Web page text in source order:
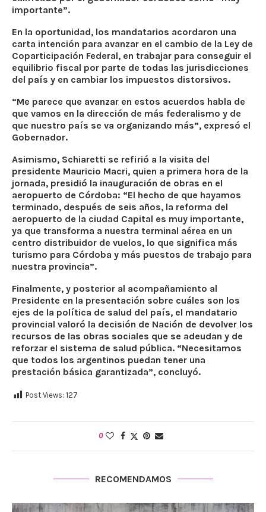
importante”.
En la oportunidad, los mandatarios acordaron una
carta intención para avanzar en el cambio de la Ley de
Coparticipación Federal, en trabajar para conseguir el
equilibrio fiscal por parte de todas las jurisdicciones
del país y en cambiar los impuestos distorsivos.
“Me parece que avanzar en estos acuerdos habla de
que vamos en la dirección de más federalismo y de
que nuestro país se va organizando más”, expresó el
Gobernador.
Asimismo, Schiaretti se refirió a la visita del
presidente Mauricio Macri, quien a primera hora de la
jornada, presidió la inauguración de obras en el
aeropuerto de Córdoba: “El hecho de que hayamos
terminado, después de seis años, la reforma del
aeropuerto de la ciudad Capital es muy importante,
ya que transforma a nuestra terminal aérea en un
centro distribuidor de vuelos, lo que significa más
turismo para Córdoba y más puestos de trabajo para
nuestra provincia”.
Finalmente, y posterior al acompañamiento al
Presidente en la presentación sobre cuáles son los
ejes de la política de salud del país, el mandatario
provincial valoró la decisión de Nación de devolver los
recursos de las obras sociales que se adeudan y de
reforzar el sistema de salud pública. “Necesitamos
que todos los argentinos puedan tener una
prestación básica garantizada”, concluyó.
Post Views: 127
0
RECOMENDAMOS